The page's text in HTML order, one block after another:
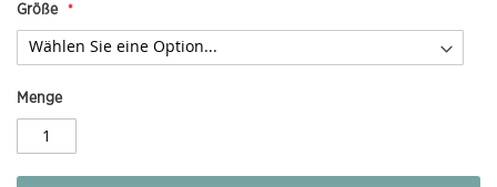
Größe
Menge